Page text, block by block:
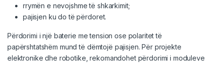
rrymën e nevojshme të shkarkimit;
pajisjen ku do të përdoret.
Përdorimi i një baterie me tension ose polaritet të
papërshtatshëm mund të dëmtojë pajisjen. Për projekte
elektronike dhe robotike, rekomandohet përdorimi i moduleve